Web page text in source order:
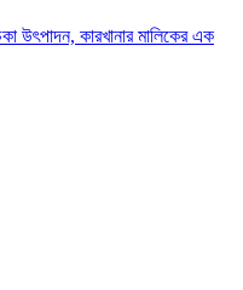
উৎপাদন, কারখানার মালিকের এক